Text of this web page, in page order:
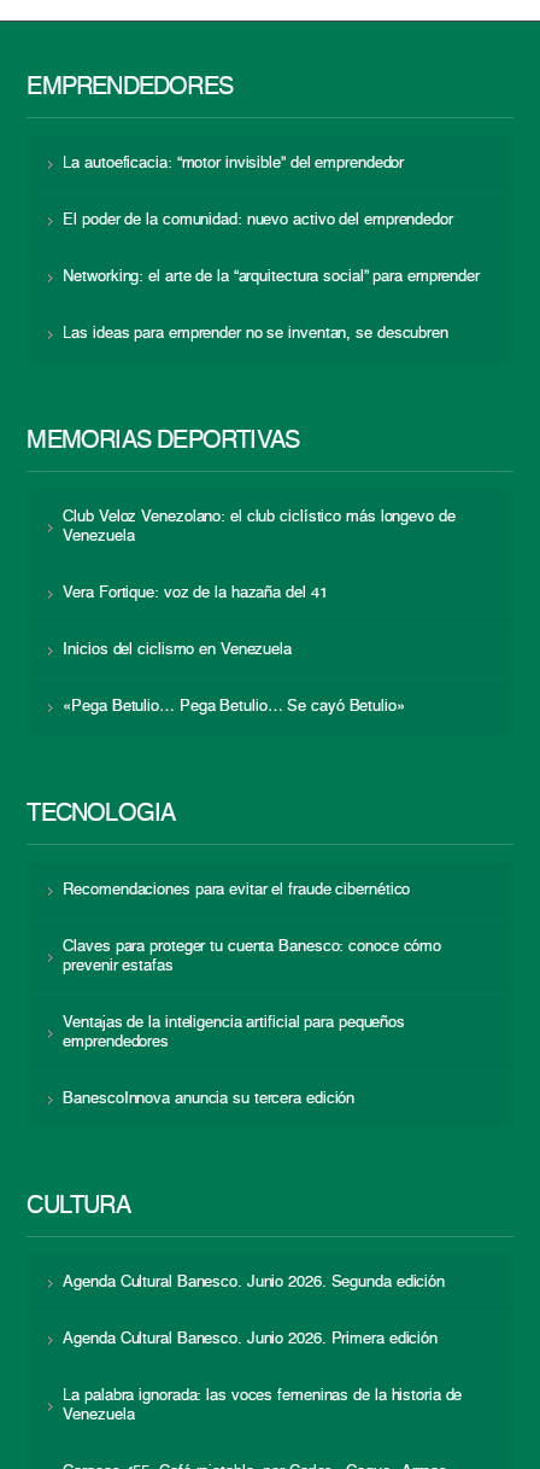
EMPRENDEDORES
La autoeficacia: “motor invisible” del emprendedor
El poder de la comunidad: nuevo activo del emprendedor
Networking: el arte de la “arquitectura social” para emprender
Las ideas para emprender no se inventan, se descubren
MEMORIAS DEPORTIVAS
Club Veloz Venezolano: el club ciclístico más longevo de
Venezuela
Vera Fortique: voz de la hazaña del 41
Inicios del ciclismo en Venezuela
«Pega Betulio… Pega Betulio… Se cayó Betulio»
TECNOLOGÍA
Recomendaciones para evitar el fraude cibernético
Claves para proteger tu cuenta Banesco: conoce cómo
prevenir estafas
Ventajas de la inteligencia artificial para pequeños
emprendedores
BanescoInnova anuncia su tercera edición
CULTURA
Agenda Cultural Banesco. Junio 2026. Segunda edición
Agenda Cultural Banesco. Junio 2026. Primera edición
La palabra ignorada: las voces femeninas de la historia de
Venezuela